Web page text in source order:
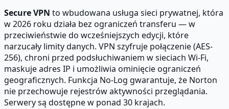
Secure VPN to wbudowana usługa sieci prywatnej, która
w 2026 roku działa bez ograniczeń transferu — w
przeciwieństwie do wcześniejszych edycji, które
narzucały limity danych. VPN szyfruje połączenie (AES-
256), chroni przed podsłuchiwaniem w sieciach Wi-Fi,
maskuje adres IP i umożliwia ominięcie ograniczeń
geograficznych. Funkcja No-Log gwarantuje, że Norton
nie przechowuje rejestrów aktywności przeglądania.
Serwery są dostępne w ponad 30 krajach.